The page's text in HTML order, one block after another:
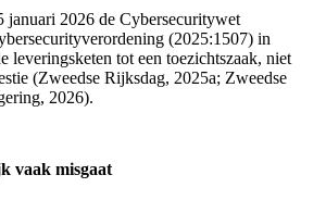
januari 2026 de Cybersecuritywet
(2025:1507) in
leveringsketen tot een toezichtszaak, niet
(Zweedse Rijksdag, 2025a; Zweedse
2026).
vaak misgaat